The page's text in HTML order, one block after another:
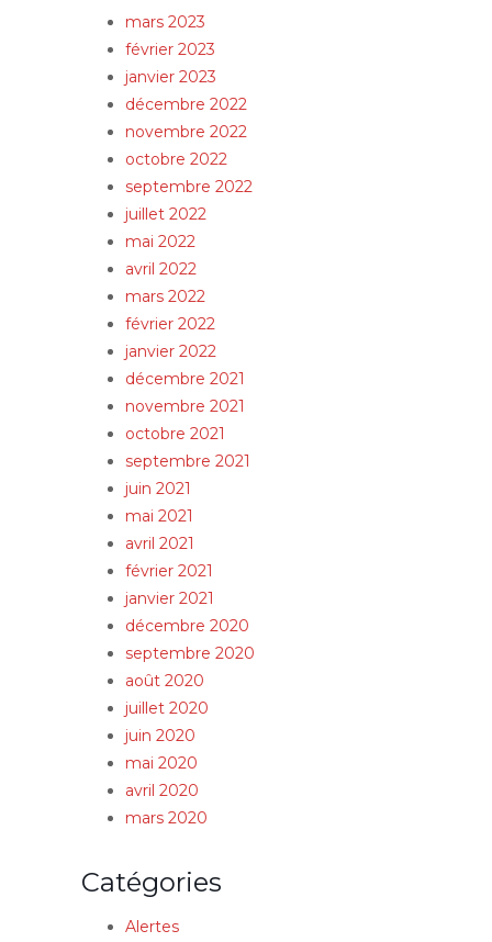
mars 2023
février 2023
janvier 2023
décembre 2022
novembre 2022
octobre 2022
septembre 2022
juillet 2022
mai 2022
avril 2022
mars 2022
février 2022
janvier 2022
décembre 2021
novembre 2021
octobre 2021
septembre 2021
juin 2021
mai 2021
avril 2021
février 2021
janvier 2021
décembre 2020
septembre 2020
août 2020
juillet 2020
juin 2020
mai 2020
avril 2020
mars 2020
Catégories
Alertes